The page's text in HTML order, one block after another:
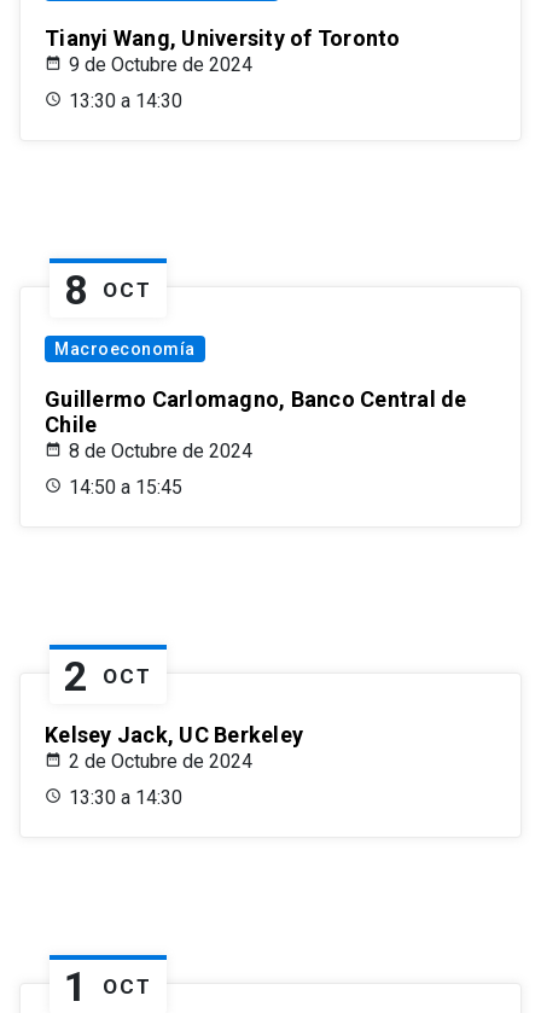
Tianyi Wang, University of Toronto
9 de Octubre de 2024
13:30 a 14:30
8 OCT
Macroeconomía
Guillermo Carlomagno, Banco Central de
Chile
8 de Octubre de 2024
14:50 a 15:45
2 OCT
Kelsey Jack, UC Berkeley
2 de Octubre de 2024
13:30 a 14:30
1 OCT